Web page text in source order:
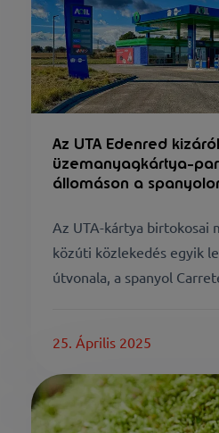
Az UTA Edenred
üzemanyagkártya-
állomáson a
Az UTA-kártya birtokosai
közúti közlekedés egyik
útvonala, a spanyol
25. Április 2025